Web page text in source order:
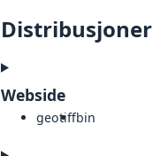
Distribusjoner
Webside
geotiffbin